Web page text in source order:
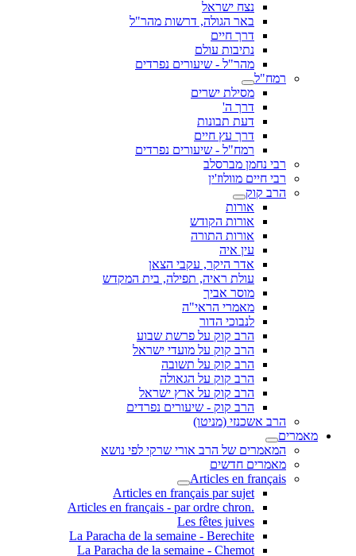
נצח ישראל
באר הגולה, דרשות מהר"ל
דרך חיים
נתיבות עולם
מהר"ל - שיעורים נפרדים
רמח"ל
מסילת ישרים
דרך ה'
דעת תבונות
דרך עץ חיים
רמח"ל - שיעורים נפרדים
רבי נחמן מברסלב
רבי חיים מוולוז'ין
הרב קוק
אורות
אורות הקודש
אורות התורה
עין איה
אדר היקר, עקבי הצאן
עולת ראיה, תפילה, בית המקדש
מוסר אביך
מאמרי הראי"ה
לנבוכי הדור
הרב קוק על פרשת שבוע
הרב קוק על מועדי ישראל
הרב קוק על תשובה
הרב קוק על הגאולה
הרב קוק על ארץ ישראל
הרב קוק - שיעורים נפרדים
הרב אשכנזי (מניטו)
מאמרים
המאמרים של הרב אורי שרקי לפי נושא
מאמרים חדשים
Articles en français
Articles en français par sujet
.Articles en français - par ordre chron
Les fêtes juives
La Paracha de la semaine - Berechite
La Paracha de la semaine - Chemot